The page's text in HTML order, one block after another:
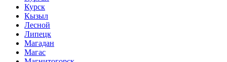
Курск
Кызыл
Лесной
Липецк
Магадан
Магас